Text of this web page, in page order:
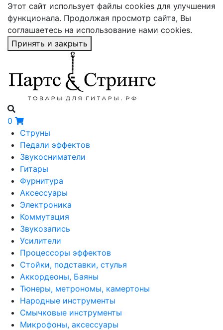
Этот сайт использует файлы cookies для улучшения
функционала. Продолжая просмотр сайта, Вы
соглашаетесь на использование нами cookies.
Принять и закрыть
0
Струны
Педали эффектов
Звукосниматели
Гитары
Фурнитура
Аксессуары
Электроника
Коммутация
Звукозапись
Усилители
Процессоры эффектов
Стойки, подставки, стулья
Аккордеоны, Баяны
Тюнеры, метрономы, камертоны
Народные инструменты
Смычковые инструменты
Микрофоны, аксессуары